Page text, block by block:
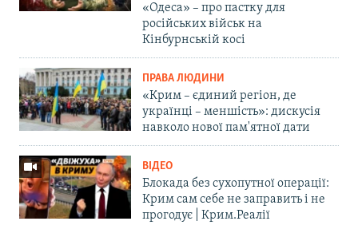
«Одеса» – про пастку для
російських військ на
Кінбурнській косі
ПРАВА ЛЮДИНИ
«Крим – єдиний регіон, де
українці – меншість»: дискусія
навколо нової пам'ятної дати
ВІДЕО
Блокада без сухопутної операції:
Крим сам себе не заправить і не
прогодує | Крим.Реалії